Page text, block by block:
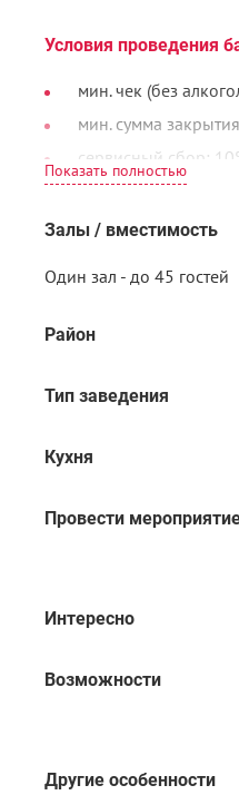
Условия проведения
мин. чек (без
мин. сумма
сервисный сбор:
свой алкоголь:
GeLatte family - новое
Мы знаем толк в
достойном уровне!
GeLatte - по домашнему
Акция действует во
Залы / вместимость
Один зал - до 45 гостей
Район
Тип заведения
Кухня
Провести
Интересно
Возможности
Другие особенности